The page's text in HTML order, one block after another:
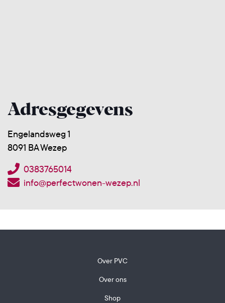
Adresgegevens
Engelandsweg 1
8091 BA Wezep
0383765014
info@perfectwonen-wezep.nl
Over PVC
Over ons
Shop